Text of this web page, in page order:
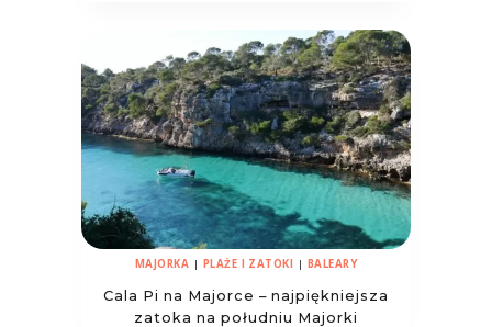
MAJORKA | PLAŻE I ZATOKI | BALEARY
Cala Pi na Majorce – najpiękniejsza
zatoka na południu Majorki